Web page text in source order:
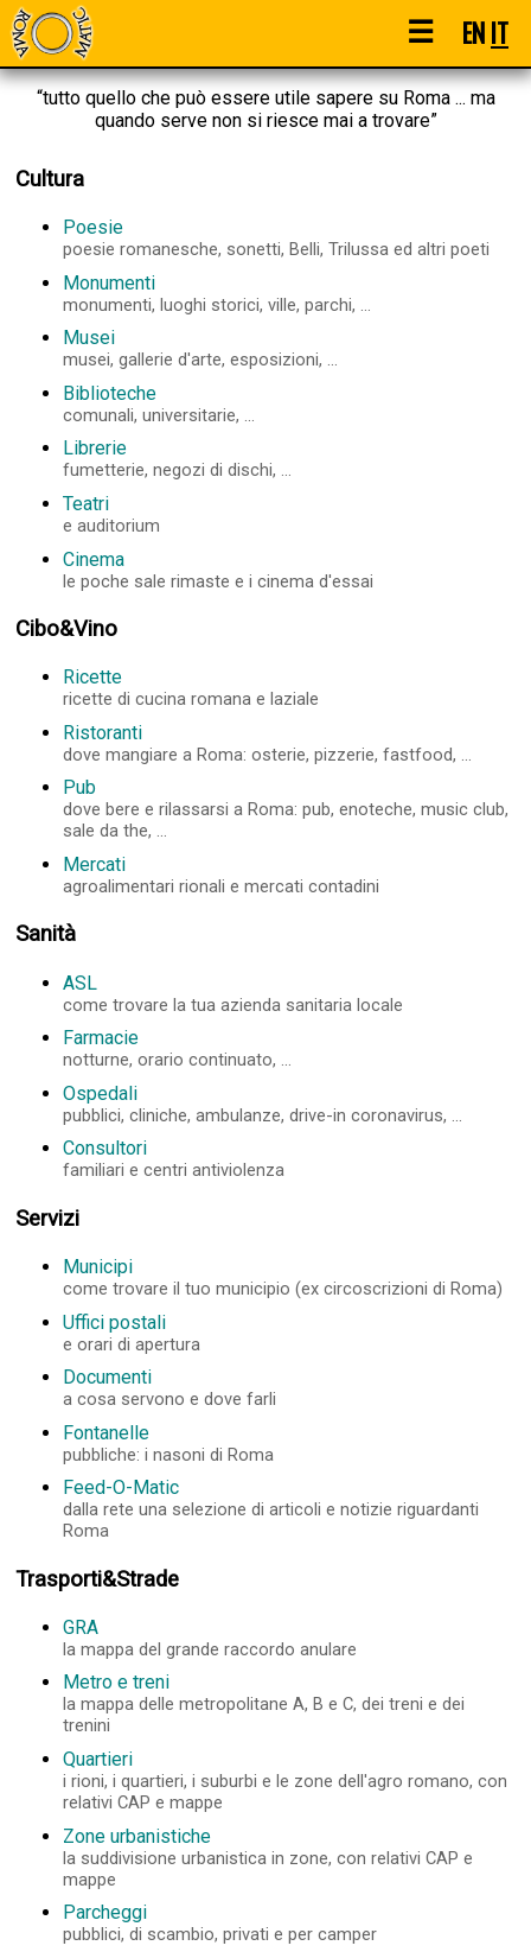
☰ ENIT
“tutto quello che può essere utile sapere su Roma ... ma
quando serve non si riesce mai a trovare”
Cultura
Poesie
poesie romanesche, sonetti, Belli, Trilussa ed altri poeti
Monumenti
monumenti, luoghi storici, ville, parchi, ...
Musei
musei, gallerie d'arte, esposizioni, ...
Biblioteche
comunali, universitarie, ...
Librerie
fumetterie, negozi di dischi, ...
Teatri
e auditorium
Cinema
le poche sale rimaste e i cinema d'essai
Cibo&Vino
Ricette
ricette di cucina romana e laziale
Ristoranti
dove mangiare a Roma: osterie, pizzerie, fastfood, ...
Pub
dove bere e rilassarsi a Roma: pub, enoteche, music club,
sale da the, ...
Mercati
agroalimentari rionali e mercati contadini
Sanità
ASL
come trovare la tua azienda sanitaria locale
Farmacie
notturne, orario continuato, ...
Ospedali
pubblici, cliniche, ambulanze, drive-in coronavirus, ...
Consultori
familiari e centri antiviolenza
Servizi
Municipi
come trovare il tuo municipio (ex circoscrizioni di Roma)
Uffici postali
e orari di apertura
Documenti
a cosa servono e dove farli
Fontanelle
pubbliche: i nasoni di Roma
Feed-O-Matic
dalla rete una selezione di articoli e notizie riguardanti
Roma
Trasporti&Strade
GRA
la mappa del grande raccordo anulare
Metro e treni
la mappa delle metropolitane A, B e C, dei treni e dei
trenini
Quartieri
i rioni, i quartieri, i suburbi e le zone dell'agro romano, con
relativi CAP e mappe
Zone urbanistiche
la suddivisione urbanistica in zone, con relativi CAP e
mappe
Parcheggi
pubblici, di scambio, privati e per camper